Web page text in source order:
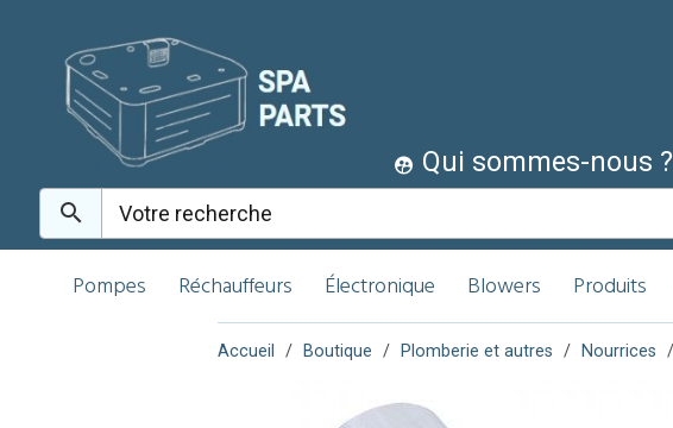
Qui sommes-nous ?
Pompes Réchauffeurs Électronique Blowers Produits
Accueil Boutique Plomberie et autres Nourrices